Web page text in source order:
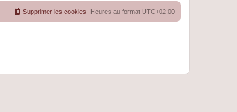
Heures au format UTC+02:00
Supprimer les cookies